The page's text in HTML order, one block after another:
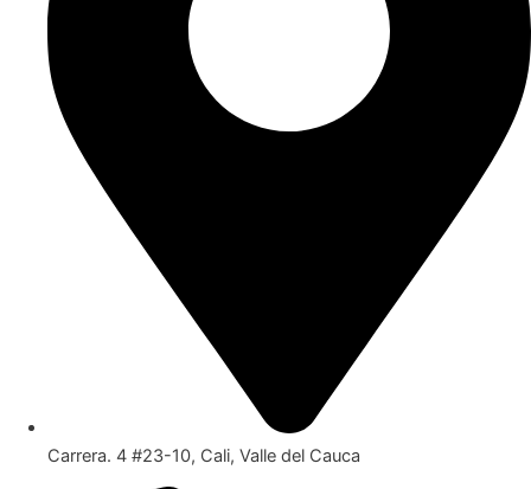
Carrera. 4 #23-10, Cali, Valle del Cauca